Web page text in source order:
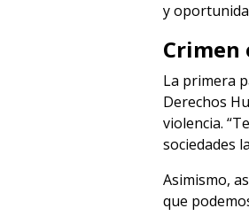
y
Crimen
La primera
Derechos
violencia.
sociedades
Asimismo,
que